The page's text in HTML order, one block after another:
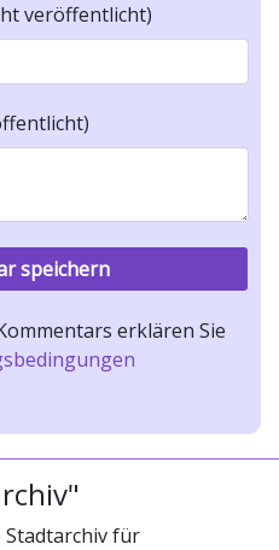
veröffentlicht)
erklären Sie
für